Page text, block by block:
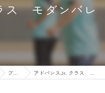
ス モダンバレ
ブログ アドバンスJr. クラス モダンバレエ